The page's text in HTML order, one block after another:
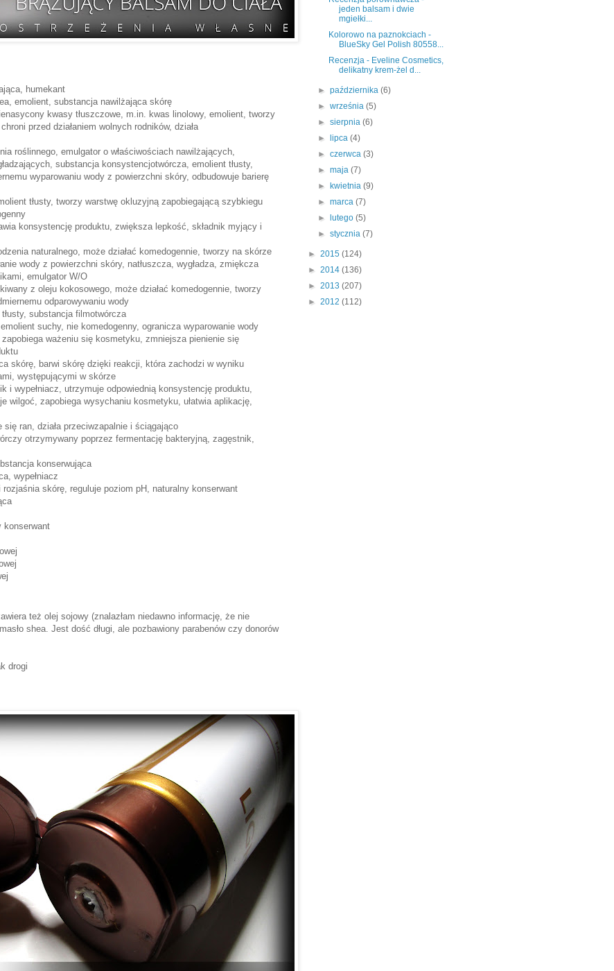
humekant
emolient, substancja nawilżająca skórę
kwasy tłuszczowe, m.in. kwas linolowy, emolient, tworzy
przed działaniem wolnych rodników, działa
roślinnego, emulgator o właściwościach nawilżających,
substancja konsystencjotwórcza, emolient tłusty,
wyparowaniu wody z powierzchni skóry, odbudowuje barierę
tłusty, tworzy warstwę okluzyjną zapobiegającą szybkiegu
konsystencję produktu, zwiększa lepkość, składnik myjący i
naturalnego, może działać komedogennie, tworzy na skórze
wody z powierzchni skóry, natłuszcza, wygładza, zmiękcza
emulgator W/O
z oleju kokosowego, może działać komedogennie, tworzy
odparowywaniu wody
substancja filmotwórcza
suchy, nie komedogenny, ogranicza wyparowanie wody
ważeniu się kosmetyku, zmniejsza pienienie się
skórę, barwi skórę dzięki reakcji, która zachodzi w wyniku
występującymi w skórze
i wypełniacz, utrzymuje odpowiednią konsystencję produktu,
wilgoć, zapobiega wysychaniu kosmetyku, ułatwia aplikację,
się ran, działa przeciwzapalnie i ściągająco
otrzymywany poprzez fermentację bakteryjną, zagęstnik,
konserwująca
wypełniacz
skórę, reguluje poziom pH, naturalny konserwant
konserwant
też olej sojowy (znalazłam niedawno informację, że nie
shea. Jest dość długi, ale pozbawiony parabenów czy donorów
drogi
jeden balsam i dwie
mgiełki...
Kolorowo na paznokciach -
BlueSky Gel Polish 80558...
Recenzja - Eveline Cosmetics,
delikatny krem-żel d...
►października(6)
►września(5)
►sierpnia(6)
►
lipca(4)
►czerwca(3)
►maja(7)
►
kwietnia(9)
►marca(7)
►
lutego(5)
►stycznia(7)
► 2015 (124)
► 2014 (136)
► 2013 (207)
► 2012 (112)